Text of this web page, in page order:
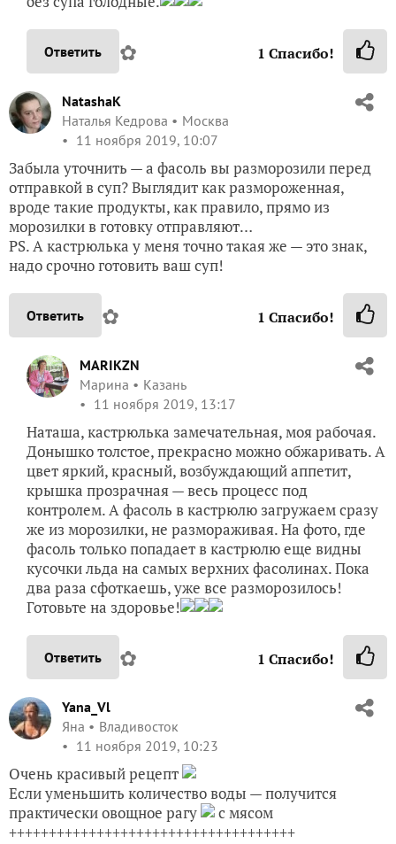
Ответить ✿ 1 Спасибо!
NatashaK
Наталья Кедрова
Москва
11 ноября 2019, 10:07
Забыла уточнить — а фасоль вы разморозили перед
отправкой в суп? Выглядит как размороженная,
вроде такие продукты, как правило, прямо из
морозилки в готовку отправляют…
PS. А кастрюлька у меня точно такая же — это знак,
надо срочно готовить ваш суп!
Ответить ✿ 1 Спасибо!
MARIKZN
Марина
Казань
11 ноября 2019, 13:17
Наташа, кастрюлька замечательная, моя рабочая.
Донышко толстое, прекрасно можно обжаривать. А
цвет яркий, красный, возбуждающий аппетит,
крышка прозрачная — весь процесс под
контролем. А фасоль в кастрюлю загружаем сразу
же из морозилки, не размораживая. На фото, где
фасоль только попадает в кастрюлю еще видны
кусочки льда на самых верхних фасолинах. Пока
два раза сфоткаешь, уже все разморозилось!
Готовьте на здоровье!
Ответить ✿ 1 Спасибо!
Yana_Vl
Яна
Владивосток
11 ноября 2019, 10:23
Очень красивый рецепт
Если уменьшить количество воды — получится
практически овощное рагу
с мясом
++++++++++++++++++++++++++++++++++++